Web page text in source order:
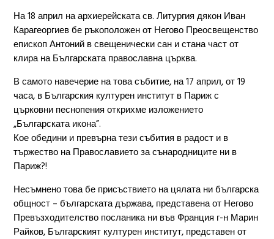
На 18 април на архиерейската св. Литургия дякон Иван
Карагеоргиев бе ръкоположен от Негово Преосвещенство
епископ Антоний в свещенически сан и стана част от
клира на Българската православна църква.
В самото навечерие на това събитие, на 17 април, от 19
часа, в Българския културен институт в Париж с
църковни песнопения открихме изложението
„Българската икона”.
Кое обедини и превърна тези събития в радост и в
тържество на Православието за сънародниците ни в
Париж?!
Несъмнено това бе присъствието на цялата ни българска
общност – българската държава, представена от Негово
Превъзходителство посланика ни във Франция г-н Марин
Райков, Българският културен институт, представен от